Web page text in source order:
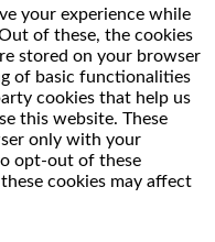
your experience while
of these, the cookies
stored on your browser
of basic functionalities
cookies that help us
this website. These
only with your
opt-out of these
cookies may affect